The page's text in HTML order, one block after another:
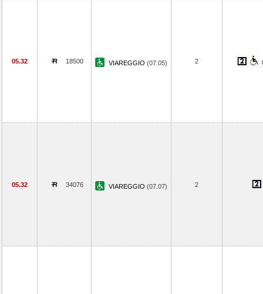
05.32 18500 VIAREGGIO (07.05) 2
05.32 34076 VIAREGGIO (07.07) 2